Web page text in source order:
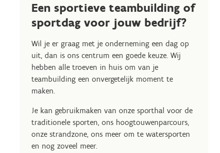
Een sportieve teambuilding of
sportdag voor jouw bedrijf?
Wil je er graag met je onderneming een dag op
uit, dan is ons centrum een goede keuze. Wij
hebben alle troeven in huis om van je
teambuilding een onvergetelijk moment te
maken.
Je kan gebruikmaken van onze sporthal voor de
traditionele sporten, ons hoogtouwenparcours,
onze strandzone, ons meer om te watersporten
en nog zoveel meer.